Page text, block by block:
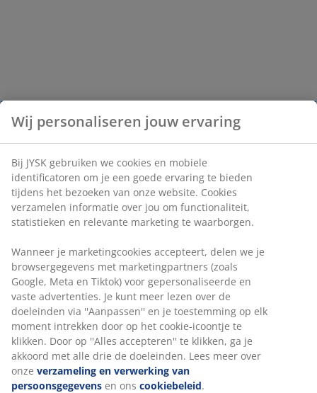
Wij personaliseren jouw ervaring
Bij JYSK gebruiken we cookies en mobiele
identificatoren om je een goede ervaring te bieden
tijdens het bezoeken van onze website. Cookies
verzamelen informatie over jou om functionaliteit,
statistieken en relevante marketing te waarborgen.
Wanneer je marketingcookies accepteert, delen we je
browsergegevens met marketingpartners (zoals
Google, Meta en Tiktok) voor gepersonaliseerde en
vaste advertenties. Je kunt meer lezen over de
doeleinden via ''Aanpassen'' en je toestemming op elk
moment intrekken door op het cookie-icoontje te
klikken. Door op ''Alles accepteren'' te klikken, ga je
akkoord met alle drie de doeleinden. Lees meer over
onze verzameling en verwerking van
persoonsgegevens en ons cookiebeleid.